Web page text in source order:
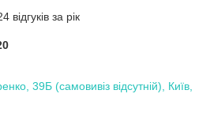
за рік
39Б (самовивіз відсутній), Київ,